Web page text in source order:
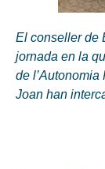
El conseller de
jornada en la
de
Joan han